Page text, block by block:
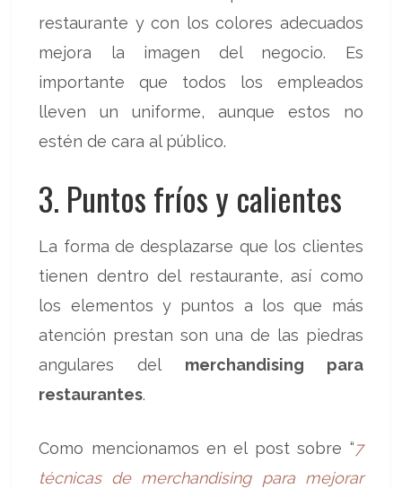
restaurante y con los colores adecuados
mejora la imagen del negocio. Es
importante que todos los empleados
lleven un uniforme, aunque estos no
estén de cara al público.
3. Puntos fríos y calientes
La forma de desplazarse que los clientes
tienen dentro del restaurante, así como
los elementos y puntos a los que más
atención prestan son una de las piedras
angulares del merchandising para
restaurantes.
Como mencionamos en el post sobre “7
técnicas de merchandising para mejorar